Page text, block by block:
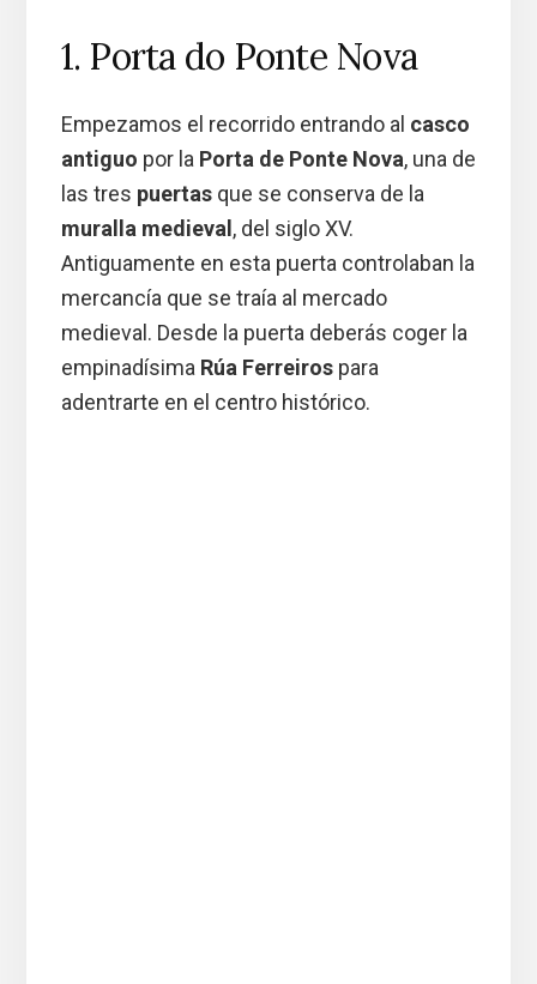
1. Porta do Ponte Nova
Empezamos el recorrido entrando al casco
antiguo por la Porta de Ponte Nova, una de
las tres puertasque se conserva de la
muralla medieval , del siglo XV.
Antiguamente en esta puerta controlaban la
mercancía que se traía al mercado
medieval. Desde la puerta deberás coger la
empinadísima Rúa Ferreirospara
adentrarte en el centro histórico.